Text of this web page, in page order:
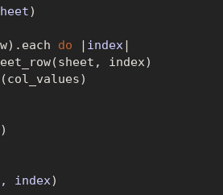
)
do | index|
index)